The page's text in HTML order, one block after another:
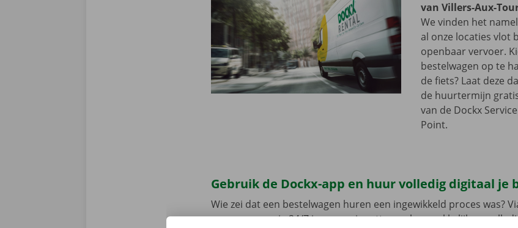
van Villers-Aux-
We vinden het
al onze locaties vlot
openbaar vervoer.
bestelwagen op te
de fiets? Laat deze
de huurtermijn
van de Dockx
Point.
Gebruik de Dockx-app en huur volledig digitaal je
Wie zei dat een bestelwagen huren een ingewikkeld proces was?
app reserveer je 24/7 jouw camionette: snel, gemakkelijk en